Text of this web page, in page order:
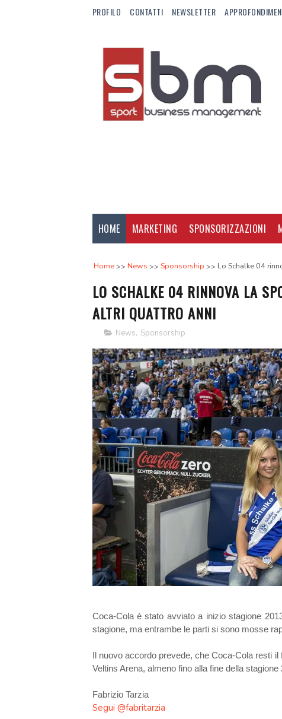
PROFILO CONTATTI NEWSLETTER
HOME MARKETING SPONSORIZZAZIONI
Home News Sponsorship Lo Schalke 04
LO SCHALKE 04 RINNOVA LA
ALTRI QUATTRO ANNI
News, Sponsorship
Coca-Cola è stato avviato a inizio stagione
stagione, ma entrambe le parti si sono mosse
Il nuovo accordo prevede, che Coca-Cola resti
Veltins Arena, almeno fino alla fine della stagione
Fabrizio Tarzia
Segui @fabritarzia